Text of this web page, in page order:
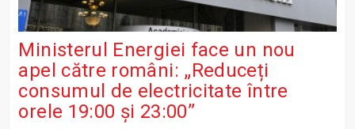
Ministerul Energiei face un nou
apel către români: „Reduceți
consumul de electricitate între
orele 19:00 și 23:00”